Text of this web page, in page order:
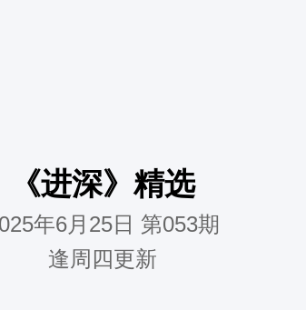
《进深》精选
年6月25日 第053期
逢周四更新